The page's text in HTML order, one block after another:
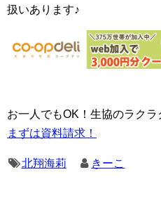
扱いあります♪
お一人でもOK！生協のラクラ
まずは資料請求！
北翔海莉 きーこ